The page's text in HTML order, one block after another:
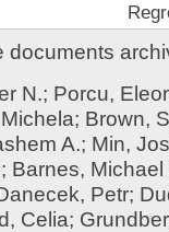
documents
N.; Porcu,
; Brown,
A.; Min,
; Barnes, Michael
Petr;
Celia;